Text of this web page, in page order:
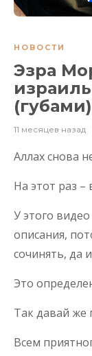
НОВОСТИ
Эзра
(губами)
11 месяцев назад
Аллах снова
На этот раз –
У этого
описания,
сочинять, да
Это
Так давай же
Всем